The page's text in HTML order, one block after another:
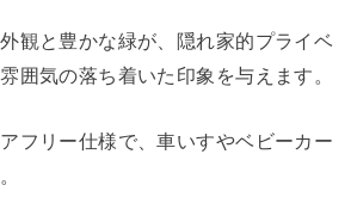
観と豊かな緑が、隠れ家的プライベ
囲気の落ち着いた印象を与えます。
フリー仕様で、車いすやベビーカー